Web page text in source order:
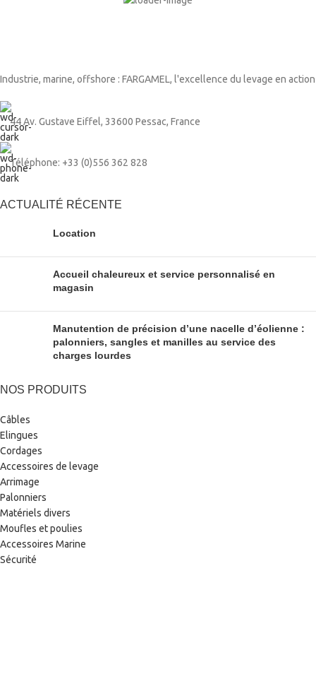
Industrie, marine, offshore : FARGAMEL, l'excellence du levage en action
44 Av. Gustave Eiffel, 33600 Pessac, France
Téléphone: +33 (0)556 362 828
ACTUALITÉ RÉCENTE
Location
Accueil chaleureux et service personnalisé en
magasin
Manutention de précision d’une nacelle d’éolienne :
palonniers, sangles et manilles au service des
charges lourdes
NOS PRODUITS
Câbles
Elingues
Cordages
Accessoires de levage
Arrimage
Palonniers
Matériels divers
Moufles et poulies
Accessoires Marine
Sécurité